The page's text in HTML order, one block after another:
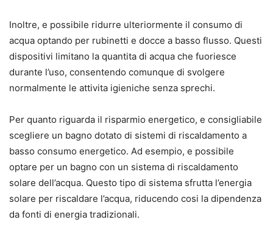
Inoltre, e possibile ridurre ulteriormente il consumo di
acqua optando per rubinetti e docce a basso flusso. Questi
dispositivi limitano la quantita di acqua che fuoriesce
durante l’uso, consentendo comunque di svolgere
normalmente le attivita igieniche senza sprechi.
Per quanto riguarda il risparmio energetico, e consigliabile
scegliere un bagno dotato di sistemi di riscaldamento a
basso consumo energetico. Ad esempio, e possibile
optare per un bagno con un sistema di riscaldamento
solare dell’acqua. Questo tipo di sistema sfrutta l’energia
solare per riscaldare l’acqua, riducendo cosi la dipendenza
da fonti di energia tradizionali.